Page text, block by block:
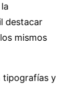
destacar
mismos
tipografías y